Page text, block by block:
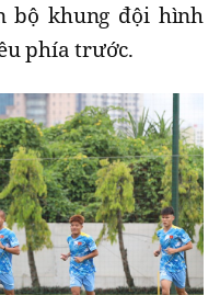
bộ khung đội hình
phía trước.